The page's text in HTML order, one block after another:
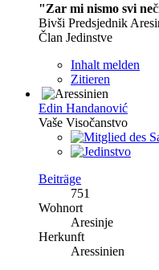
"Zar mi nismo svi neč
Bivši Predsjednik
Član Jedinstve
Inhalt melden
Zitieren
Edin Handanović
Vaše Visočanstvo
Beiträge
751
Wohnort
Aresinje
Herkunft
Aressinien